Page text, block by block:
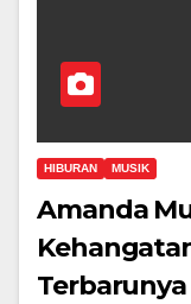
HIBURAN MUSIK
Amanda
Terbarunya